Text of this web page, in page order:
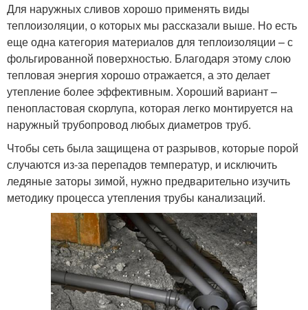
Для наружных сливов хорошо применять виды
теплоизоляции, о которых мы рассказали выше. Но есть
еще одна категория материалов для теплоизоляции – с
фольгированной поверхностью. Благодаря этому слою
тепловая энергия хорошо отражается, а это делает
утепление более эффективным. Хороший вариант –
пенопластовая скорлупа, которая легко монтируется на
наружный трубопровод любых диаметров труб.
Чтобы сеть была защищена от разрывов, которые порой
случаются из-за перепадов температур, и исключить
ледяные заторы зимой, нужно предварительно изучить
методику процесса утепления трубы канализаций.